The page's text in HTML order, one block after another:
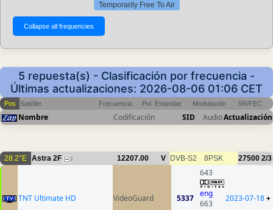
Temporarily Free To Air
5 repuesta(s) - Clasificación por frecuencia -
Últimas actualizaciones: 2026-08-06 01:06 CET
Pos Satélite Frecuencia Pol Estandar Modulación SR/FEC
Nombre Codificación SID AudioActualización
28.2°E Astra 2F 2 12207.00 V DVB-S2 8PSK 27500 2/3
TNT Ultimate HD VideoGuard 5337
643
eng
663
2023-07-18+